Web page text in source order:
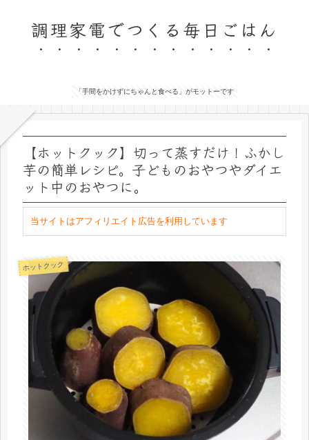
調理家電でつくる毎日ごはん
「手間をかけずにちゃんと食べる」がモットーです
【ホットクック】切って蒸すだけ！ふかし
芋の簡単レシピ。子どものおやつやダイエ
ット中のおやつに。
当サイトはアフィリエイト広告を利用しています
ホットクック